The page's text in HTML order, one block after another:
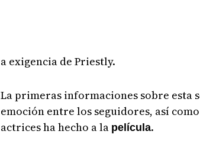
a exigencia de Priestly.
La primeras informaciones sobre esta
emoción entre los seguidores, así
actrices ha hecho a la película.